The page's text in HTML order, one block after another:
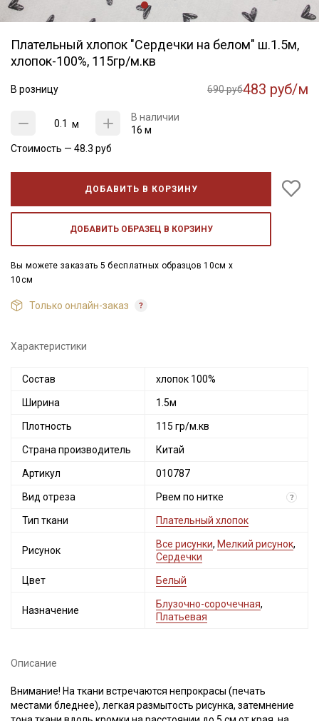
Плательный хлопок "Сердечки на белом" ш.1.5м,
хлопок-100%, 115гр/м.кв
В розницу 690 руб483 руб/м
м
В наличии
16 м
Стоимость — 48.3 руб
ДОБАВИТЬ В КОРЗИНУ
ДОБАВИТЬ ОБРАЗЕЦ В КОРЗИНУ
Вы можете заказать 5 бесплатных образцов 10см x
10см
Только онлайн-заказ
Характеристики
Состав хлопок 100%
Ширина 1.5м
Плотность 115 гр/м.кв
Страна производитель Китай
Артикул 010787
Вид отреза Рвем по нитке ?
Тип ткани Плательный хлопок
Рисунок
Все рисунки, Мелкий рисунок,
Сердечки
Цвет Белый
Назначение
Блузочно-сорочечная,
Платьевая
Описание
Внимание! На ткани встречаются непрокрасы (печать
местами бледнее), легкая размытость рисунка, затемнение